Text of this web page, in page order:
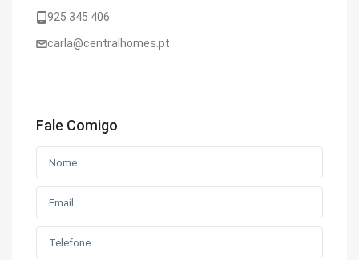
925 345 406
carla@centralhomes.pt
Fale Comigo